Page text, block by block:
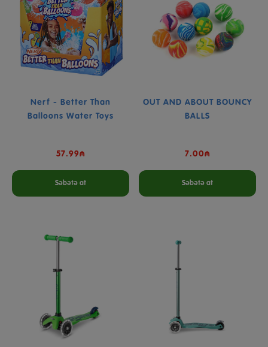
Nerf - Better Than
Balloons Water Toys
57.99₼
Səbətə at
OUT AND ABOUT BOUNCY
BALLS
7.00₼
Səbətə at